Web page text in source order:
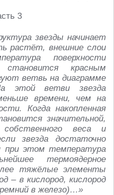
звезды начинает
растёт, внешние слои
поверхности
красным
ветвь на диаграмме
этой ветви звезда
времени, чем на
Когда накопленная
значительной,
веса и
звезда достаточно
при этом температура
термоядерное
тяжёлые элементы
– в кислород, кислород
в железо)…»